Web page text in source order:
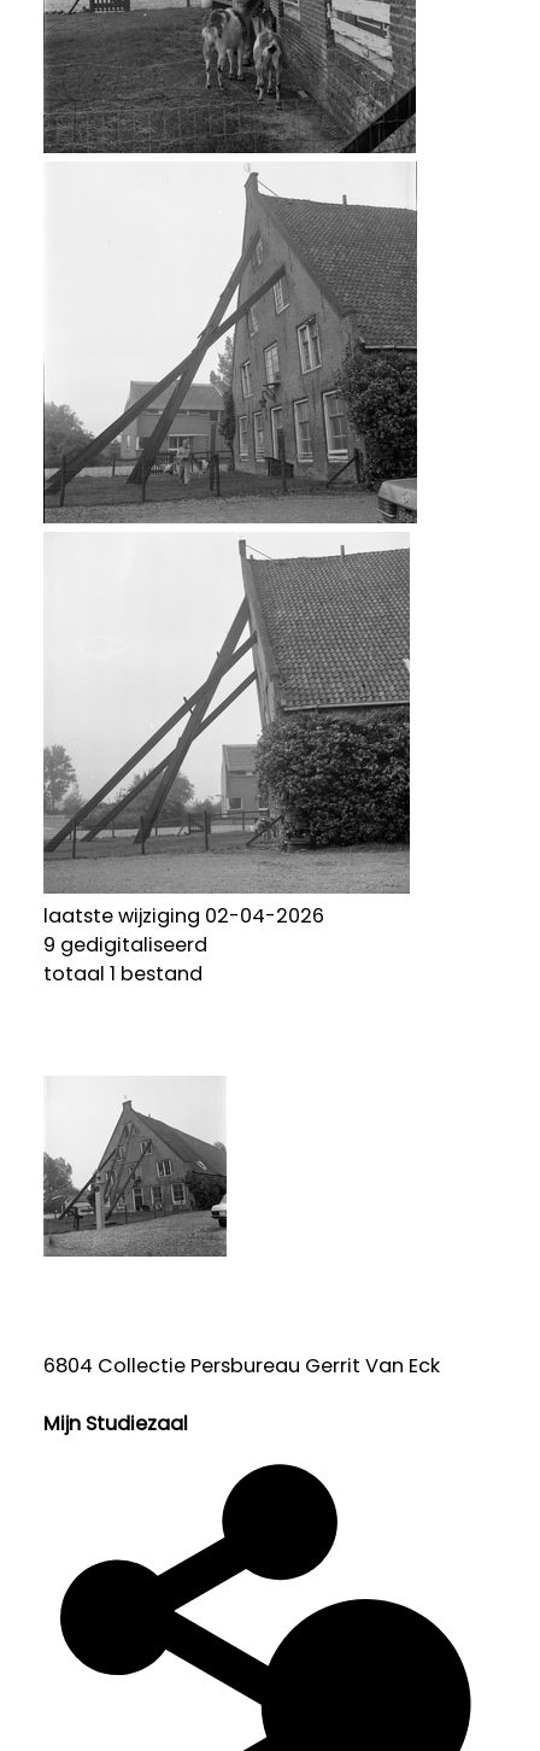
laatste wijziging 02-04-2026
9 gedigitaliseerd
totaal 1 bestand
6804 Collectie Persbureau Gerrit Van Eck
Mijn Studiezaal